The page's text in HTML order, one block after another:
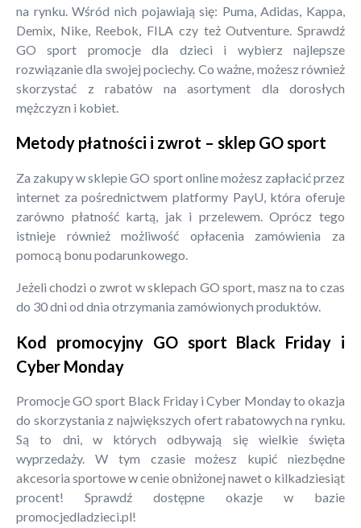
na rynku. Wśród nich pojawiają się: Puma, Adidas, Kappa,
Demix, Nike, Reebok, FILA czy też Outventure. Sprawdź
GO sport promocje dla dzieci i wybierz najlepsze
rozwiązanie dla swojej pociechy. Co ważne, możesz również
skorzystać z rabatów na asortyment dla dorosłych
mężczyzn i kobiet.
Metody płatności i zwrot – sklep GO sport
Za zakupy w sklepie GO sport online możesz zapłacić przez
internet za pośrednictwem platformy PayU, która oferuje
zarówno płatność kartą, jak i przelewem. Oprócz tego
istnieje również możliwość opłacenia zamówienia za
pomocą bonu podarunkowego.
Jeżeli chodzi o zwrot w sklepach GO sport, masz na to czas
do 30 dni od dnia otrzymania zamówionych produktów.
Kod promocyjny GO sport Black Friday i
Cyber Monday
Promocje GO sport Black Friday i Cyber Monday to okazja
do skorzystania z największych ofert rabatowych na rynku.
Są to dni, w których odbywają się wielkie święta
wyprzedaży. W tym czasie możesz kupić niezbędne
akcesoria sportowe w cenie obniżonej nawet o kilkadziesiąt
procent! Sprawdź dostępne okazje w bazie
promocjedladzieci.pl!